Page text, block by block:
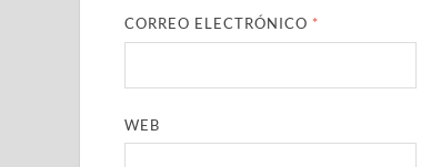
CORREO ELECTRÓNICO *
WEB